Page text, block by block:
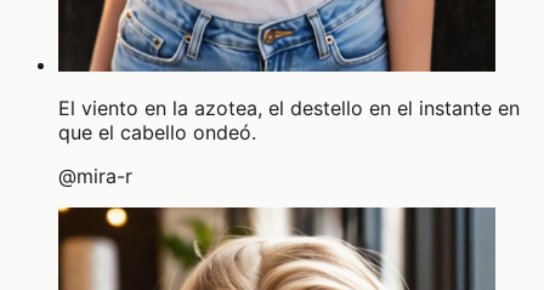
El viento en la azotea, el destello en el instante en
que el cabello ondeó.
@mira-r